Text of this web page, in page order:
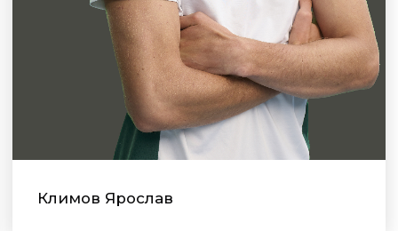
Климов Ярослав